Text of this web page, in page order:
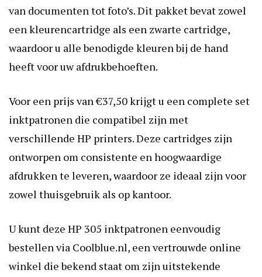
van documenten tot foto’s. Dit pakket bevat zowel
een kleurencartridge als een zwarte cartridge,
waardoor u alle benodigde kleuren bij de hand
heeft voor uw afdrukbehoeften.
Voor een prijs van €37,50 krijgt u een complete set
inktpatronen die compatibel zijn met
verschillende HP printers. Deze cartridges zijn
ontworpen om consistente en hoogwaardige
afdrukken te leveren, waardoor ze ideaal zijn voor
zowel thuisgebruik als op kantoor.
U kunt deze HP 305 inktpatronen eenvoudig
bestellen via Coolblue.nl, een vertrouwde online
winkel die bekend staat om zijn uitstekende